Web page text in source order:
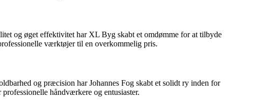
og øget effektivitet har XL Byg skabt et omdømme for at tilbyde
værktøjer til en overkommelig pris.
og præcision har Johannes Fog skabt et solidt ry inden for
håndværkere og entusiaster.